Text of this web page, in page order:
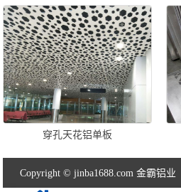
穿孔天花铝单板
Copyright © jinba1688.com 金霸铝